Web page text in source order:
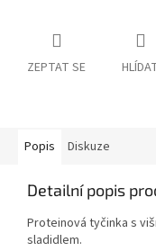
ZEPTAT SE
Popis Diskuze
Detailní popis
Proteinová tyčinka s
sladidlem.